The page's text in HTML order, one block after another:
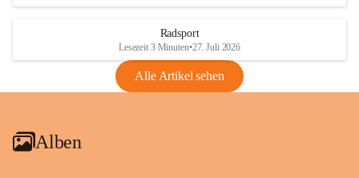
1 Seite•1,4 MB
VBl. EU Nr. 18_2026
Radsport
Lesezeit 3 Minuten•27. Juli 2026
Alle Artikel sehen
Alben